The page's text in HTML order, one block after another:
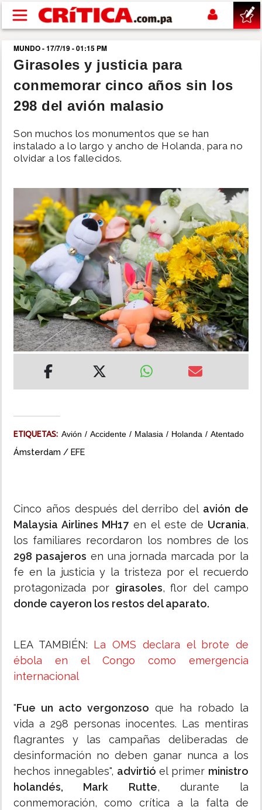
Pasar al contenido principal
buscar
SUCESOS
POLÍTICA
DEPORTES
MUNDO
INSÓLITAS
MULTIMEDIA
IMPRESO
MUNDO - 17/7/19 - 01:15 PM
Girasoles y justicia para
conmemorar cinco años sin los
298 del avión malasio
Son muchos los monumentos que se han
instalado a lo largo y ancho de Holanda, para no
olvidar a los fallecidos.
ETIQUETAS: Avión Accidente Malasia Holanda Atentado
Ámsterdam / EFE
Cinco años después del derribo del avión de
Malaysia Airlines MH17en el este de Ucrania,
los familiares recordaron los nombres de los
298 pasajeros en una jornada marcada por la
fe en la justicia y la tristeza por el recuerdo
protagonizada por girasoles, flor del campo
donde cayeron los restos del aparato.
LEA TAMBIÉN: La OMS declara el brote de
ébola en el Congo como emergencia
internacional
"Fue un acto vergonzoso que ha robado la
vida a 298 personas inocentes. Las mentiras
flagrantes y las campañas deliberadas de
desinformación no deben ganar nunca a los
hechos innegables", advirtió el primer ministro
holandés, Mark Rutte, durante la
conmemoración, como crítica a la falta de